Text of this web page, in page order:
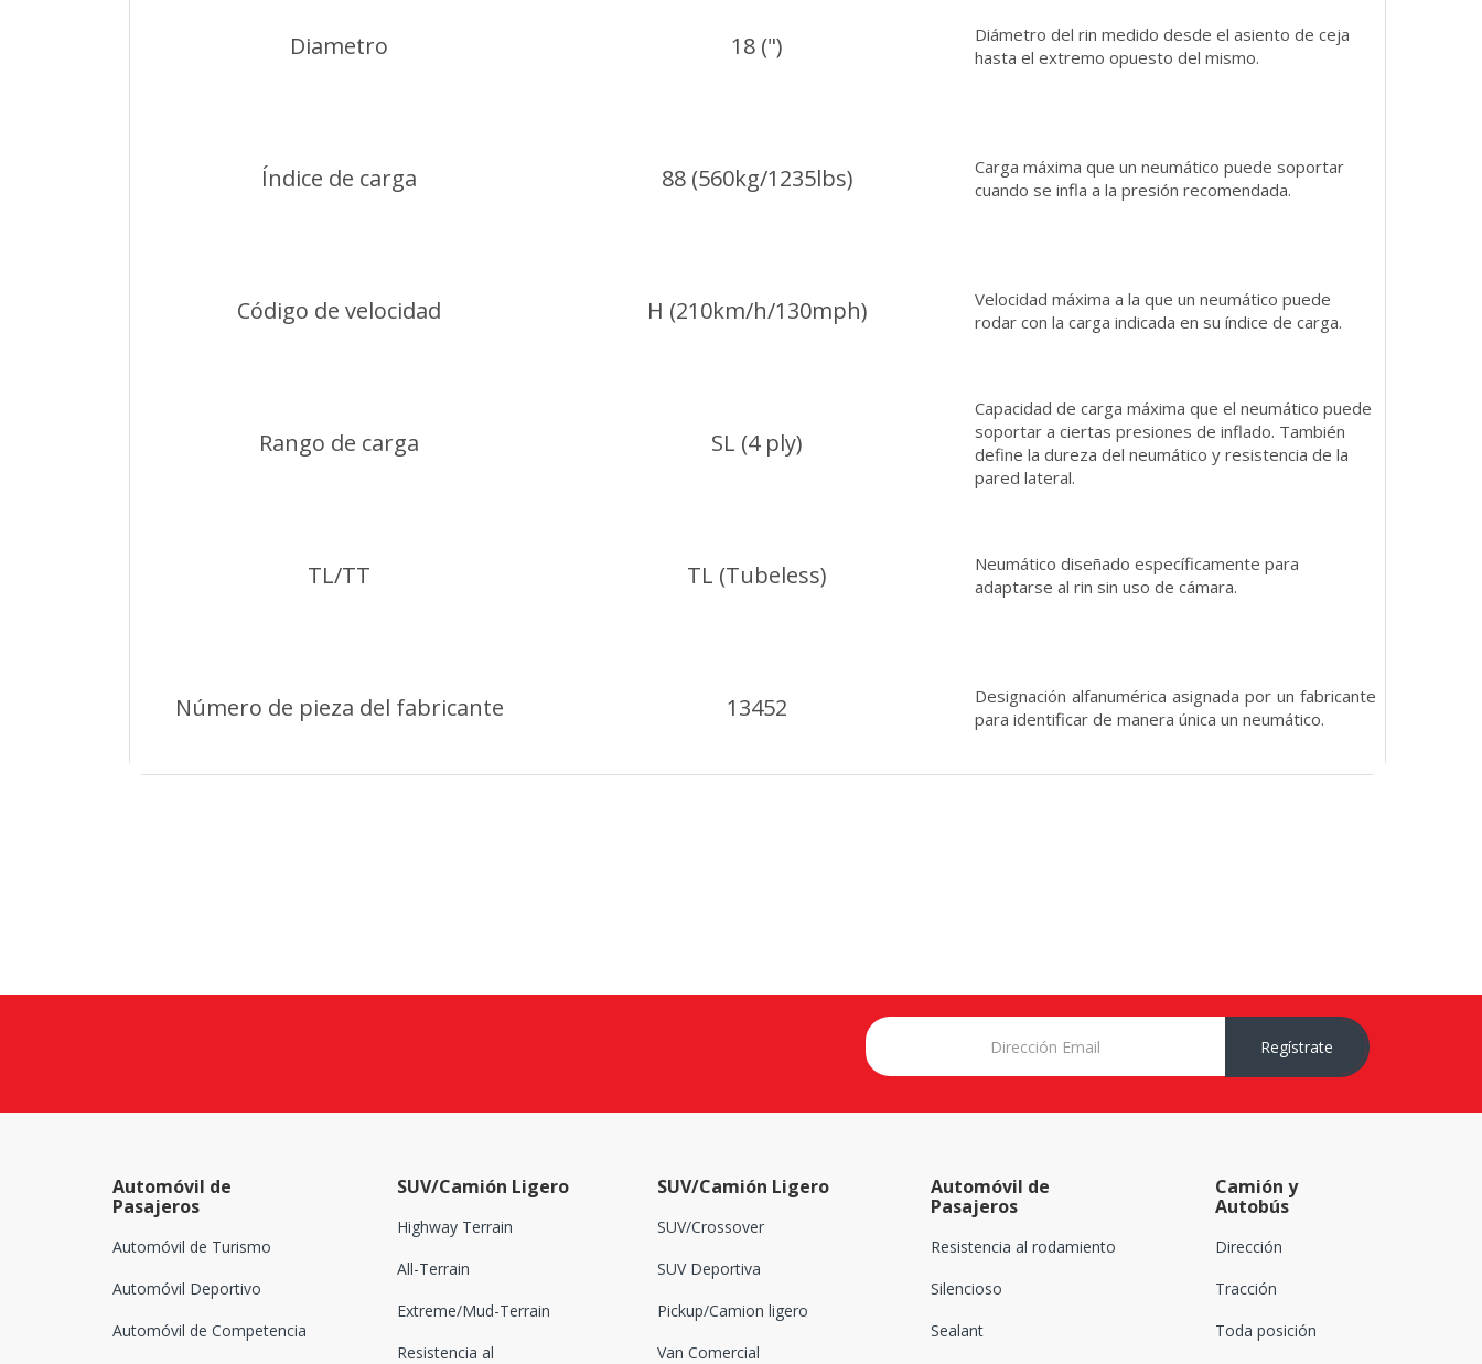
Diametro 18 (")
Diámetro del rin medido desde el asiento de ceja
hasta el extremo opuesto del mismo.
Índice de carga 88 (560kg/1235lbs)
Carga máxima que un neumático puede soportar
cuando se infla a la presión recomendada.
Código de velocidad H (210km/h/130mph)
Velocidad máxima a la que un neumático puede
rodar con la carga indicada en su índice de carga.
Rango de carga SL (4 ply)
Capacidad de carga máxima que el neumático puede
soportar a ciertas presiones de inflado. También
define la dureza del neumático y resistencia de la
pared lateral.
TL/TT TL (Tubeless)
Neumático diseñado específicamente para
adaptarse al rin sin uso de cámara.
Número de pieza del fabricante 13452
Designación alfanumérica asignada por un fabricante
para identificar de manera única un neumático.
Regístrate
Automóvil de
Pasajeros
Automóvil de Turismo
Automóvil Deportivo
Automóvil de Competencia
SUV/Camión Ligero
Highway Terrain
All-Terrain
Extreme/Mud-Terrain
Resistencia al
SUV/Camión Ligero
SUV/Crossover
SUV Deportiva
Pickup/Camion ligero
Van Comercial
Automóvil de
Pasajeros
Resistencia al rodamiento
Silencioso
Sealant
Camión y
Autobús
Dirección
Tracción
Toda posición